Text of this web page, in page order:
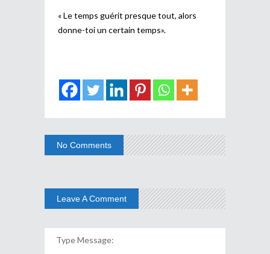
« Le temps guérit presque tout, alors
donne-toi un certain temps».
No Comments
Leave A Comment